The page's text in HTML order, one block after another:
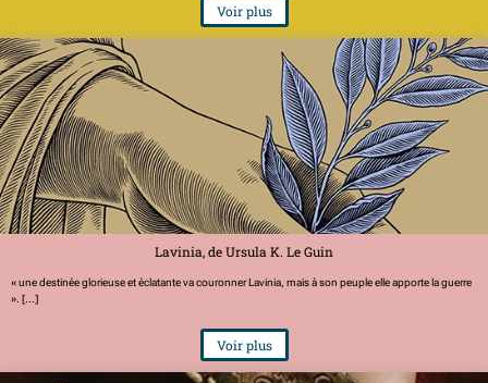
Voir plus
Lavinia, de Ursula K. Le Guin
« une destinée glorieuse et éclatante va couronner Lavinia, mais à son peuple elle apporte la guerre
». [...]
Voir plus